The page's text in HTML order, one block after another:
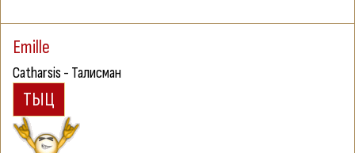
Emille
Catharsis - Талисман